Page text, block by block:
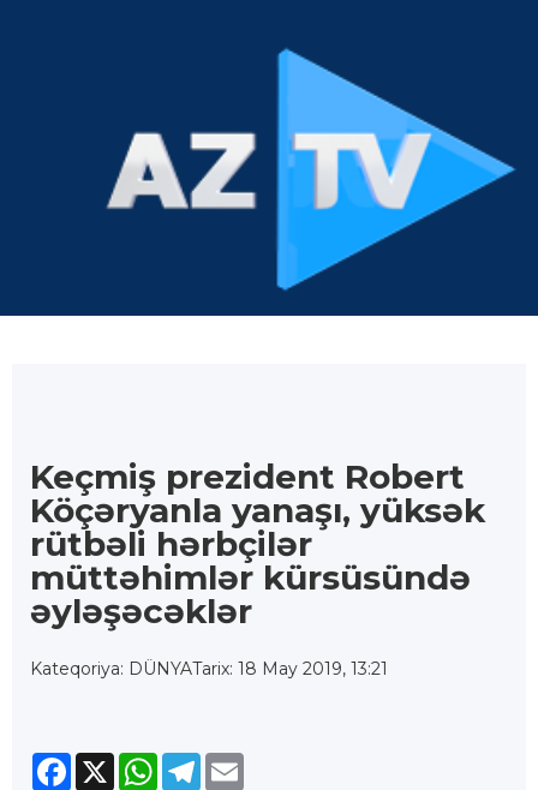
Keçmiş prezident Robert
Köçəryanla yanaşı, yüksək
rütbəli hərbçilər
müttəhimlər kürsüsündə
əyləşəcəklər
Kateqoriya: DÜNYATarix: 18 May 2019, 13:21
Facebook
X WhatsApp
Telegram